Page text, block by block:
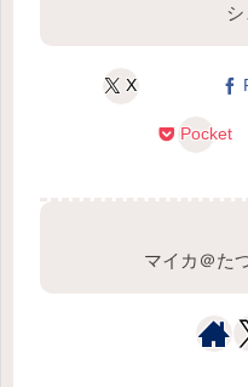
X
Pocket
マイカ＠た